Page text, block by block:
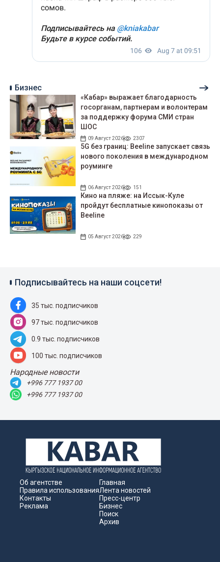
Бизнес
«Кабар» выражает благодарность
госорганам, партнерам и волонтерам
за поддержку форума СМИ стран
ШОС
09 Август 2026 2307
5G без границ: Beeline запускает связь
нового поколения в международном
роуминге
06 Август 2026 151
Кино на пляже: на Иссык-Куле
пройдут беcплатные кинопоказы от
Beeline
05 Август 2026 229
Подписывайтесь на наши соцсети!
35 тыс. подписчиков
97 тыс. подписчиков
0.9 тыс. подписчиков
100 тыс. подписчиков
Народные новости
+996 777 1937 00
+996 777 1937 00
Об агентстве
Правила использования
Контакты
Реклама
Главная
Лента новостей
Пресс-центр
Бизнес
Поиск
Архив